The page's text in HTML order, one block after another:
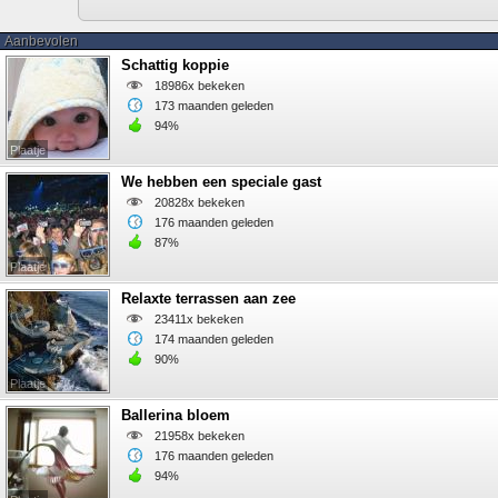
Aanbevolen
Plaatje
Schattig koppie
18986x bekeken
173 maanden geleden
94%
Plaatje
We hebben een speciale gast
20828x bekeken
176 maanden geleden
87%
Plaatje
Relaxte terrassen aan zee
23411x bekeken
174 maanden geleden
90%
Ballerina bloem
21958x bekeken
176 maanden geleden
94%